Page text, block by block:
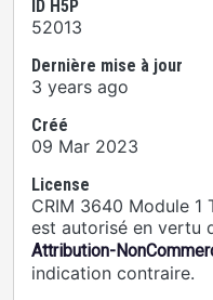
ID H5P
52013
Dernière mise à jour
3 years ago
Créé
09 Mar 2023
License
CRIM 3640 Module 1
est autorisé en vertu
Attribution-
indication contraire.